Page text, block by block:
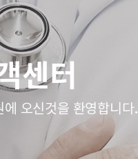
센터
에 오신것을 환영합니다.